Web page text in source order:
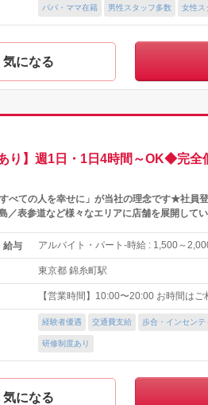
パパ・ママ在籍 男性スタッフ多数 女性ス
気になる
り】週1日・1日4時間～OK◆完全
すべての人を幸せに」が当社の理念です★社
／表参道など様々なエリアに店舗を展開して
給与 アルバイト・パート-時給 : 1,500～
東京都 錦糸町駅
【営業時間】10:00〜20:00 お時間はご
経験者優遇 交通費支給 歩合・インセンテ
研修制度あり
気になる